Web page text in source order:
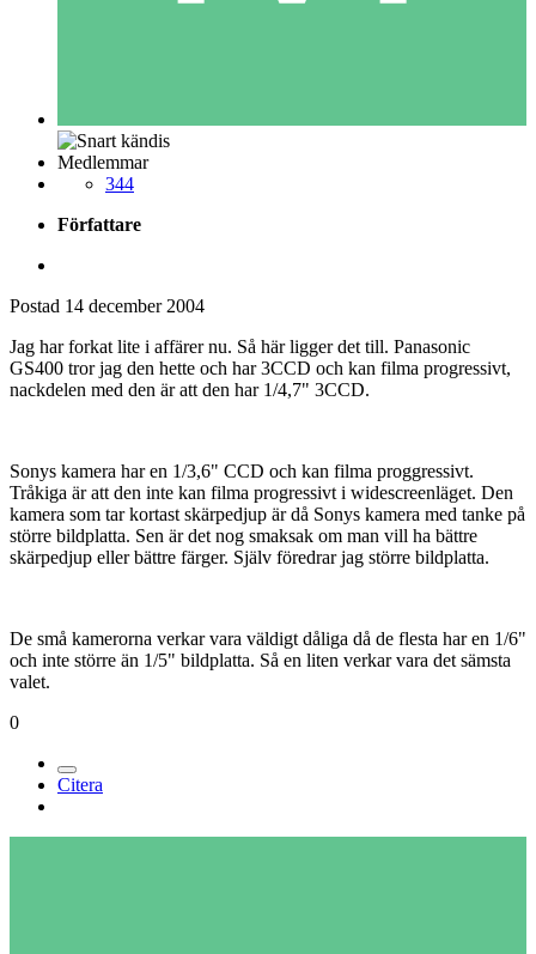
Medlemmar
344
Författare
Postad 14 december 2004
Jag har forkat lite i affärer nu. Så här ligger det till. Panasonic
GS400 tror jag den hette och har 3CCD och kan filma progressivt,
nackdelen med den är att den har 1/4,7" 3CCD.
Sonys kamera har en 1/3,6" CCD och kan filma proggressivt.
Tråkiga är att den inte kan filma progressivt i widescreenläget. Den
kamera som tar kortast skärpedjup är då Sonys kamera med tanke på
större bildplatta. Sen är det nog smaksak om man vill ha bättre
skärpedjup eller bättre färger. Själv föredrar jag större bildplatta.
De små kamerorna verkar vara väldigt dåliga då de flesta har en 1/6"
och inte större än 1/5" bildplatta. Så en liten verkar vara det sämsta
valet.
0
Citera